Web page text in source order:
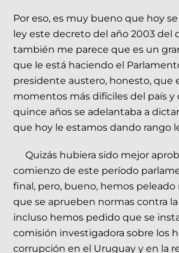
Por eso, es muy bueno que hoy
ley este decreto del año 2003 del
también me parece que es un
que le está haciendo el
presidente austero, honesto, que
momentos más difíciles del país y
quince años se adelantaba a
que hoy le estamos dando rango
Quizás hubiera sido mejor
comienzo de este período
final, pero, bueno, hemos peleado
que se aprueben normas contra
incluso hemos pedido que se
comisión investigadora sobre los
corrupción en el Uruguay y en la